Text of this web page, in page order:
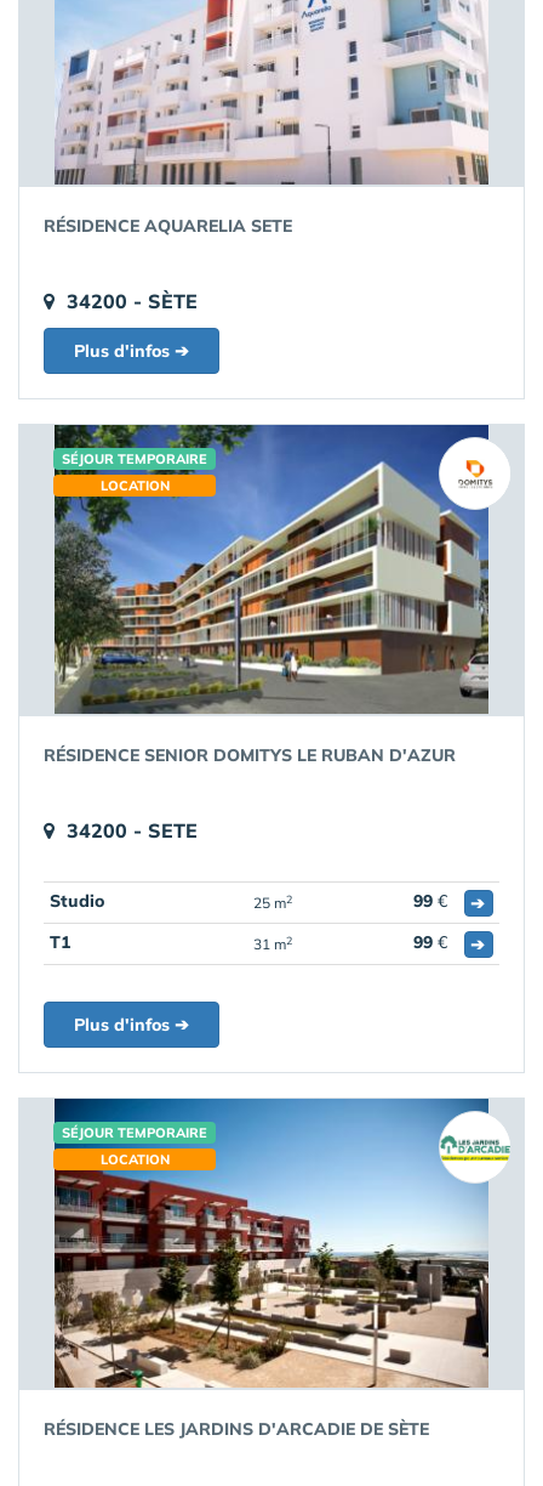
RÉSIDENCE AQUARELIA SETE
34200 - SÈTE
Plus d'infos ➔
SÉJOUR TEMPORAIRE
LOCATION
RÉSIDENCE SENIOR DOMITYS LE RUBAN D'AZUR
34200 - SETE
Studio 25 m2 99 €
➔
T1
31 m2 99 € ➔
Plus d'infos ➔
SÉJOUR TEMPORAIRE
LOCATION
RÉSIDENCE LES JARDINS D'ARCADIE DE SÈTE